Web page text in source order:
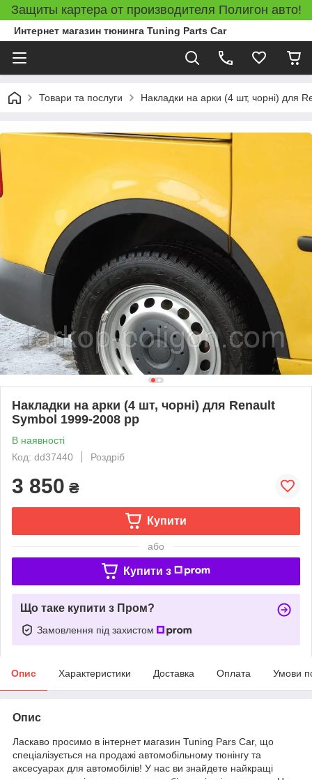
Защиты картера от производителя Полигон авто!
Интернет магазин тюнинга Tuning Parts Car
Товари та послуги Накладки на арки (4 шт, чорні) для
Накладки на арки (4 шт, чорні) для Renault
Symbol 1999-2008 рр
В наявності
Код: dd37440
Роздріб
3 850 ₴
Купити
або
Купити з
Що таке купити з Пром?
Замовлення під захистом
Опис Характеристики Доставка Оплата Умови
Опис
Ласкаво просимо в інтернет магазин Tuning Pars Car, що
спеціалізується на продажі автомобільному тюнінгу та
аксесуарах для автомобілів! У нас ви знайдете найкращі